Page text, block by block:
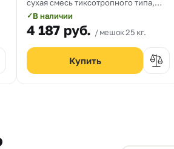
сухая смесь тиксотропного типа,
содержащая полимерную фибру,
предназначенная для чистовой
(финишной) отделки бетонных
поверхностей. Толщина нанесения
от 3 до 20 мм.
✓В наличии
4 187 руб. мешок 25 кг.